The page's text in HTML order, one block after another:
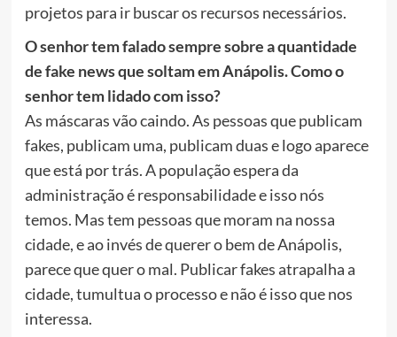
projetos para ir buscar os recursos necessários.
O senhor tem falado sempre sobre a quantidade
de fake news que soltam em Anápolis. Como o
senhor tem lidado com isso?
As máscaras vão caindo. As pessoas que publicam
fakes, publicam uma, publicam duas e logo aparece
que está por trás. A população espera da
administração é responsabilidade e isso nós
temos. Mas tem pessoas que moram na nossa
cidade, e ao invés de querer o bem de Anápolis,
parece que quer o mal. Publicar fakes atrapalha a
cidade, tumultua o processo e não é isso que nos
interessa.